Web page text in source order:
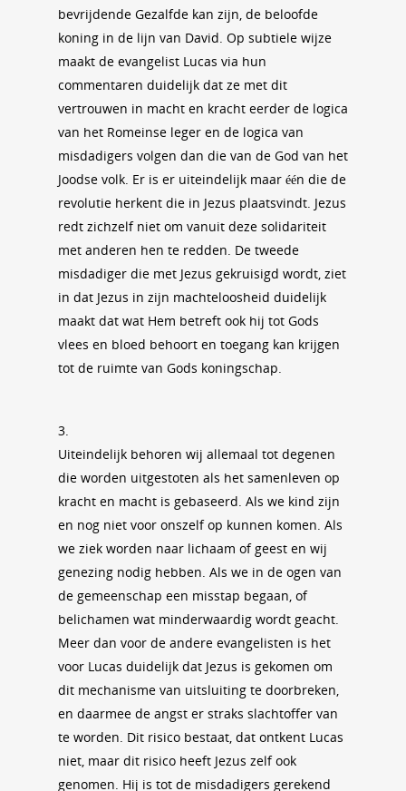
bevrijdende Gezalfde kan zijn, de beloofde
koning in de lijn van David. Op subtiele wijze
maakt de evangelist Lucas via hun
commentaren duidelijk dat ze met dit
vertrouwen in macht en kracht eerder de logica
van het Romeinse leger en de logica van
misdadigers volgen dan die van de God van het
Joodse volk. Er is er uiteindelijk maar één die de
revolutie herkent die in Jezus plaatsvindt. Jezus
redt zichzelf niet om vanuit deze solidariteit
met anderen hen te redden. De tweede
misdadiger die met Jezus gekruisigd wordt, ziet
in dat Jezus in zijn machteloosheid duidelijk
maakt dat wat Hem betreft ook hij tot Gods
vlees en bloed behoort en toegang kan krijgen
tot de ruimte van Gods koningschap.
3.
Uiteindelijk behoren wij allemaal tot degenen
die worden uitgestoten als het samenleven op
kracht en macht is gebaseerd. Als we kind zijn
en nog niet voor onszelf op kunnen komen. Als
we ziek worden naar lichaam of geest en wij
genezing nodig hebben. Als we in de ogen van
de gemeenschap een misstap begaan, of
belichamen wat minderwaardig wordt geacht.
Meer dan voor de andere evangelisten is het
voor Lucas duidelijk dat Jezus is gekomen om
dit mechanisme van uitsluiting te doorbreken,
en daarmee de angst er straks slachtoffer van
te worden. Dit risico bestaat, dat ontkent Lucas
niet, maar dit risico heeft Jezus zelf ook
genomen. Hij is tot de misdadigers gerekend